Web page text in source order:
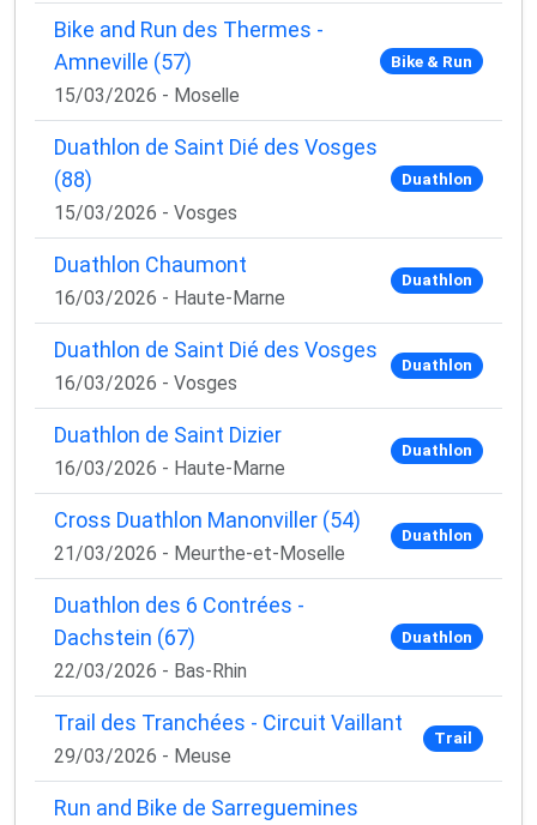
Bike and Run des Thermes -
Amneville (57)
15/03/2026 - Moselle
Bike & Run
Duathlon de Saint Dié des Vosges
(88)
15/03/2026 - Vosges
Duathlon
Duathlon Chaumont
16/03/2026 - Haute-Marne
Duathlon
Duathlon de Saint Dié des Vosges
16/03/2026 - Vosges
Duathlon
Duathlon de Saint Dizier
16/03/2026 - Haute-Marne
Duathlon
Cross Duathlon Manonviller (54)
21/03/2026 - Meurthe-et-Moselle
Duathlon
Duathlon des 6 Contrées -
Dachstein (67)
22/03/2026 - Bas-Rhin
Duathlon
Trail des Tranchées - Circuit Vaillant
29/03/2026 - Meuse
Trail
Run and Bike de Sarreguemines